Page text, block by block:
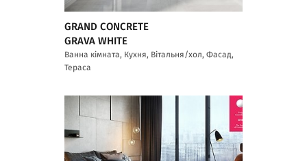
GRAND CONCRETE
GRAVA WHITE
Ванна кімната, Кухня, Вітальня/хол, Фасад,
Тераса